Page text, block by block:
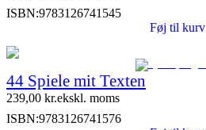
ISBN:9783126741545
Føj til kurv
44 Spiele mit Texten
239,00 kr.ekskl. moms
ISBN:9783126741576